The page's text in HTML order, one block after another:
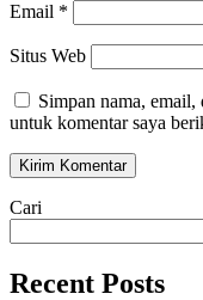
Email *
Situs Web
Simpan nama, email,
untuk komentar saya
Cari
Recent Posts